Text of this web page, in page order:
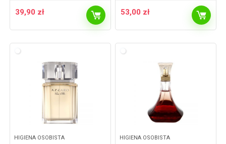
39,90 zł 53,00 zł
HIGIENA OSOBISTA HIGIENA OSOBISTA